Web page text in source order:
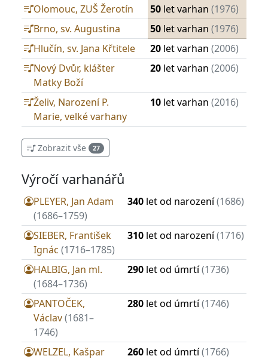
Olomouc, ZUŠ Žerotín 50 let varhan (1976)
Brno, sv. Augustina
50 let varhan (1976)
Hlučín, sv. Jana Křtitele
20 let varhan (2006)
Nový Dvůr, klášter
Matky Boží
20 let varhan (2006)
Želiv, Narození P.
Marie, velké varhany
10 let varhan (2016)
Zobrazit vše 27
Výročí varhanářů
PLEYER, Jan Adam
(1686–1759)
340 let od narození(1686)
SIEBER, František
Ignác (1716–1785)
310 let od narození(1716)
HALBIG, Jan ml.
(1684–1736)
290 let od úmrtí(1736)
PANTOČEK,
Václav(1681–
1746)
280 let od úmrtí(1746)
WELZEL, Kašpar
260 let od úmrtí(1766)